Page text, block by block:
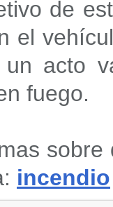
de
el
acto
fuego.
incendio